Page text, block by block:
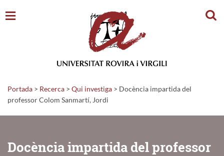
Portada > Recerca > Qui investiga > Docència impartida del
professor Colom Sanmartí, Jordi
Docència impartida del professor